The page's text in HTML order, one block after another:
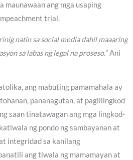
maunawaan ang mga usaping
trial.
natin sa social media dahil maaaring
sa labas ng legal na proseso.” Ani
ang mabuting pamamahala ay
pananagutan, at paglilingkod
saan tinatawagan ang mga lingkod-
ng pondo ng sambayanan at
integridad sa kanilang
ang tiwala ng mamamayan at